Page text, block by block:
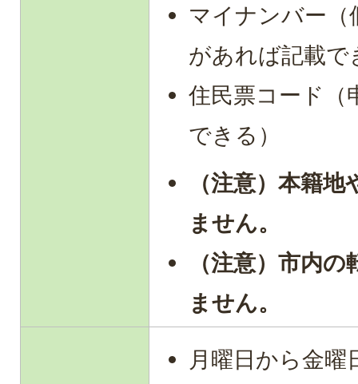
マイナンバー（
があれば記載で
住民票コード（
できる）
（注意）本籍
ません。
（注意）市内
ません。
月曜日から金曜